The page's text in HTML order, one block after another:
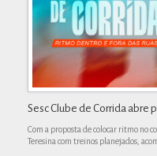
Sesc Clube de Corrida abre
Com a proposta de colocar ritmo no
Teresina com treinos planejados,